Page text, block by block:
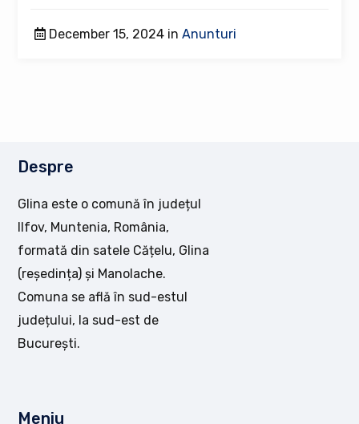
December 15, 2024 inAnunturi
Despre
Glina este o comună în județul
Ilfov, Muntenia, România,
formată din satele Cățelu, Glina
(reședința) și Manolache.
Comuna se află în sud-estul
județului, la sud-est de
București.
Meniu